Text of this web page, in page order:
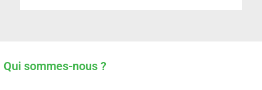
Qui sommes-nous ?